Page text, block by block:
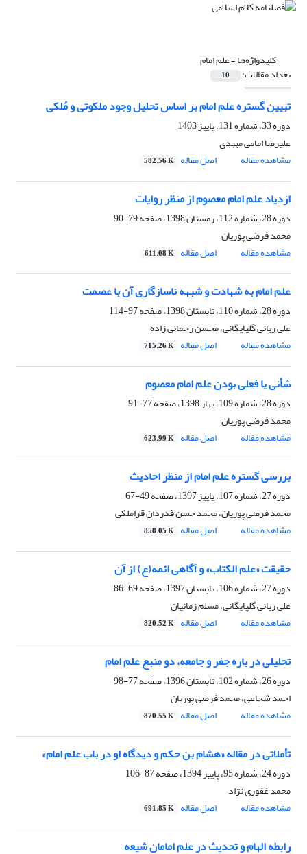
کلیدواژه‌ها =علم امام
تعداد مقالات: 10
تبیین گستره علم امام بر اساس تحلیل وجود ملکوتی و مُلکی
دوره 33، شماره 131، پاییز 1403
علیرضا امامی میبدی
مشاهده مقاله
اصل مقاله 582.56 K
ازدیاد علم امام معصوم از منظر روایات
دوره 28، شماره 112، زمستان 1398، صفحه
79-90
محمد فرضی پوریان
مشاهده مقاله
اصل مقاله 611.08 K
علم امام به شهادت و شبهه ناسازگاری آن با عصمت
دوره 28، شماره 110، تابستان 1398، صفحه
97-114
علی ربانی گلپایگانی، محسن رحمانی زاده
مشاهده مقاله
اصل مقاله 715.26 K
شأنی یا فعلی بودن علم امام معصوم
دوره 28، شماره 109، بهار 1398، صفحه
77-91
محمد فرضی پوریان
مشاهده مقاله
اصل مقاله 623.99 K
بررسی گستره علم امام از منظر احادیث
دوره 27، شماره 107، پاییز 1397، صفحه
49-67
محمد فرضی پوریان، محمد حسن قدردان قراملکی
مشاهده مقاله
اصل مقاله 858.05 K
حقیقت «علم الکتاب» و آگاهی ائمه(ع) از آن
دوره 27، شماره 106، تابستان 1397، صفحه
69-86
علی ربانی گلپایگانی، مسلم زمانیان
مشاهده مقاله
اصل مقاله 820.52 K
تحلیلی در باره جفر و جامعه، دو منبع علم امام
دوره 26، شماره 102، تابستان 1396، صفحه
77-98
احمد شجاعی، محمد فرضی پوریان
مشاهده مقاله
اصل مقاله 870.55 K
تأملاتی در مقاله «هشام بن حکم و دیدگاه او در باب علم امام»
دوره 24، شماره 95، پاییز 1394، صفحه
87-106
محمد غفوری نژاد
مشاهده مقاله
اصل مقاله 691.85 K
رابطه الهام و تحدیث در علم امامان شیعه